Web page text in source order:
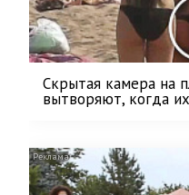
Скрытая камера на
вытворяют, когда